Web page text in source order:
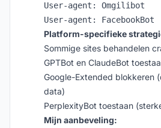
User-agent: Omgilibot
Platform-specifieke
Sommige sites behandelen
GPTBot en ClaudeBot
Google-Extended blokkeren
data)
PerplexityBot toestaan
Mijn aanbeveling: